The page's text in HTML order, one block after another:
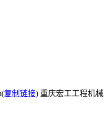
复制链接) 重庆宏工工程机械